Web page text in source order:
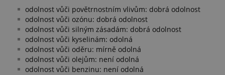
odolnost vůči povětrnostním vlivům: dobrá odolnost
odolnost vůči ozónu: dobrá odolnost
odolnost vůči silným zásadám: dobrá odolnost
odolnost vůči kyselinám: odolná
odolnost vůči oděru: mírně odolná
odolnost vůči olejům: není odolná
odolnost vůči benzinu: není odolná